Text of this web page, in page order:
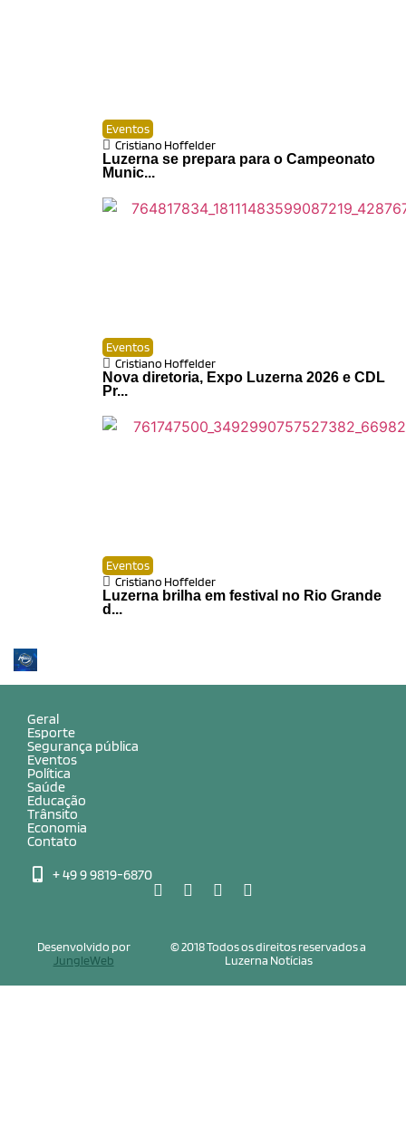
Eventos
Cristiano Hoffelder
Luzerna se prepara para o Campeonato
Munic...
Eventos
Cristiano Hoffelder
Nova diretoria, Expo Luzerna 2026 e CDL
Pr...
Eventos
Cristiano Hoffelder
Luzerna brilha em festival no Rio Grande
d...
Geral
Esporte
Segurança pública
Eventos
Política
Saúde
Educação
Trânsito
Economia
Contato
+ 49 9 9819-6870
© 2018 Todos os direitos reservados a
Luzerna Notícias
Desenvolvido por
JungleWeb